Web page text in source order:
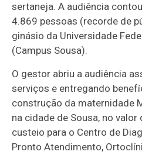
sertaneja. A audiência
4.869 pessoas (recorde de
ginásio da Universidade
(Campus Sousa).
O gestor abriu a audiência
serviços e entregando
construção da maternidade
na cidade de Sousa, no valor
custeio para o Centro de
Pronto Atendimento,